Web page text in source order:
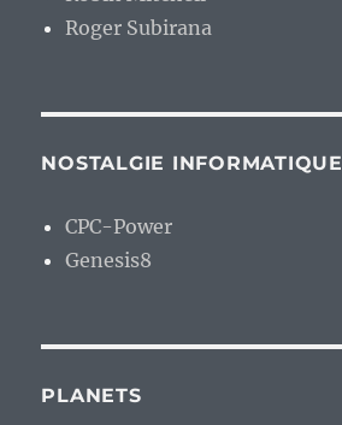
Roger Subirana
NOSTALGIE INFORMATIQUE
CPC-Power
Genesis8
PLANETS